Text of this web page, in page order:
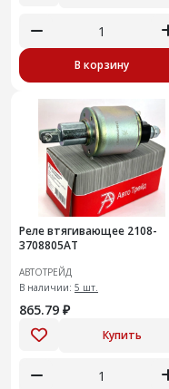
В корзину
Реле втягивающее 2108-
3708805AT
АВТОТРЕЙД
В наличии: 5 шт.
865.79 ₽
Купить